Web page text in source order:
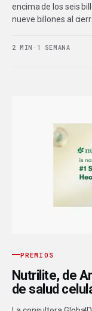
encima de los seis
nueve billones al
2 MIN · 1 SEMANA
PREMIOS
Nutrilite, de
de salud